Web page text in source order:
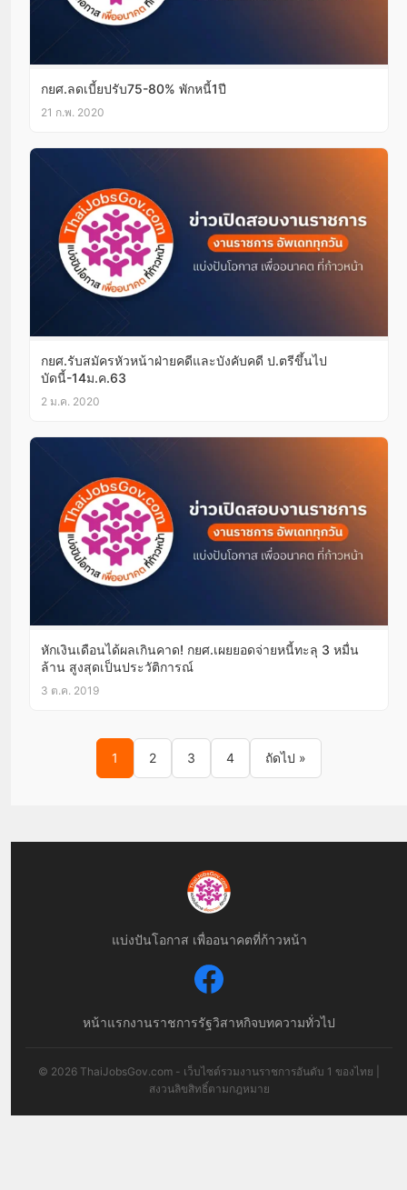
กยศ.ลดเบี้ยปรับ75-80% พักหนี้1ปี
21 ก.พ. 2020
กยศ.รับสมัครหัวหน้าฝ่ายคดีและบังคับคดี ป.ตรีขึ้นไป
บัดนี้-14ม.ค.63
2 ม.ค. 2020
หักเงินเดือนได้ผลเกินคาด! กยศ.เผยยอดจ่ายหนี้ทะลุ 3 หมื่น
ล้าน สูงสุดเป็นประวัติการณ์
3 ต.ค. 2019
Posts pagination
1 2 3 4 ถัดไป »
แบ่งปันโอกาส เพื่ออนาคตที่ก้าวหน้า
หน้าแรกงานราชการรัฐวิสาหกิจบทความทั่วไป
© 2026 ThaiJobsGov.com - เว็บไซต์รวมงานราชการอันดับ 1 ของไทย |
สงวนลิขสิทธิ์ตามกฎหมาย